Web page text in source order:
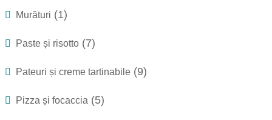
Murături (1)
Paste și risotto (7)
Pateuri și creme tartinabile (9)
Pizza și focaccia (5)